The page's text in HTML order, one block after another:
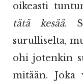
oikeasti
tätä kesää.
surulliselta,
ohi jotenkin
mitään. Joka